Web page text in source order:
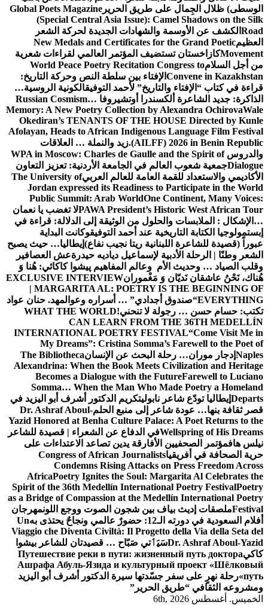
الوسطى) ظلال الجِمال على طريق الحرير Global Poets Magazine
(Special Central Asia Issue): Camel Shadows on the Silk
Road الكشف عن الأوسمة والشهادات الجديدة لحركة الشعر
العظيمNew Medals and Certificates for the Grand Poetic
Movementكازاخستان تستضيف المؤتمر العالمي لقراءات شعرية
من أجل السلامWorld Peace Poetry Recitation Congress to
Convene in Kazakhstan الإفتاء بين سلطة النص وحركة التاريخ:
قراءة في كتاب “الإفتاء والتاريخ” لأحمد التوفيقالكونية الروسية…
الذاكرة: جديد الشاعرة ألكسندرا أوتشيروفا Russian Cosmism…
Memory: A New Poetry Collection by Alexandra OchirovaWale
Okediran’s TENANTS OF THE HOUSE Directed by Kunle
Afolayan, Heads to African Indigenous Language Film Festival
(AILFF) 2026 in Benin Republic. زيد والنملة … العلاقات
والدروسWPA in Moscow: Charles de Gaulle and the Spirit of
Dialogueجمعية شعوب العالم في الجامعة الأردنية: تعزيز التعاون
الأكاديمي والاستعداد للقمة العامة للعالم العربيThe University of
Jordan expressed its Readiness to Participate in the World
Public Summit: Arab WorldOne Continent, Many Voices:
PAWA President’s Historic West African Tourلا تغضب يا نعمان
…الإشكال : الملابسات والحلول من الوثيقة إلى الدلالة: قراءة في
إبستمولوجيا الكتابة التاريخية عند أحمد التوفيقوكانت البداية
عبوراً (قصيدة للشاعرة اللبنانية ريتا نجيب نفاع) إيطاليا… حيث يصبح
الشعر وطنًا | الرحلة الأدبية لإسماعيل دياديه حيدرةعش العصافير
وقلب الصياد … وحديث الأم وعالم المفاهيم پیشوا کاکائي: هُنا وَ
هُناك، نَحْنُ عاشقان نَديّان وَ مَغْمورانEXCLUSIVE INTERVIEW
| MARGARITA AL: POETRY IS THE BEGINNING OF
EVERYTHING“صندوق أجدادي” … أسراره وعوالمهد. حنان عواد
تكتب: حسام حسن … رجولة لا تنحني!WHAT THE WORLD
CAN LEARN FROM THE 36TH MEDELLÍN
INTERNATIONAL POETRY FESTIVAL“Come Visit Me in
My Dreams”: Cristina Somma’s Farewell to the Poet of
Naples إدجار موران… رحلة البحث عن الإنسانThe Bibliotheca
Alexandrina: When the Book Meets Civilization and Heritage
Becomes a Dialogue with the FutureFarewell to Luciano
Somma… When the Man Who Made Poetry a Homeland
Departs إيطاليا تودّع شاعر نابوليتكريم الدكتور أشرف أبو اليزيد في
قصر ثقافة بنها… عودة شاعر إلى منبع الحلمDr. Ashraf Aboul-
Yazid Honored at Benha Culture Palace: A Poet Returns to the
Wellspring of His Dreamsفي الدفاع عن الشعراء | قصيدة للشاعر
نيلس هافمؤتمر الصحفيين الأفارقة يدين تصاعد الاعتداءات على
حرية الصحافة في أفريقياCongress of African Journalists
Condemns Rising Attacks on Press Freedom Across
AfricaPoetry Ignites the Soul: Margarita Al Celebrates the
Spirit of the 36th Medellín International Poetry FestivalPoetry
as a Bridge of Compassion at the Medellín International Poetry
Festivalملصقات إديث بياف بين شجون الصوت ووجع اللونمهرجان
أفلام السعودية في دورته الـ12: حضورٌ عالمي ونجاحٌ يحتذى به
Un
Viaggio che Diventa Civiltà: Il Progetto della Via della Seta del
Dr. Ashraf Aboul-Yazidسَيَٲتي صَبّاح … قصيدتان للشاعر بيشوا
كاكيПутешествие реки в пути: жизненный путь доктора
Ашрафа Абуль-Язида и культурный проект «Шёлковый
путь» رحلة نهرٍ على سفر جسّدتها سيرة الدكتور أشرف أبو اليزيد
ومشروعه الثقافي “طريق الحرير”
الخميس. أغسطس 6th, 2026